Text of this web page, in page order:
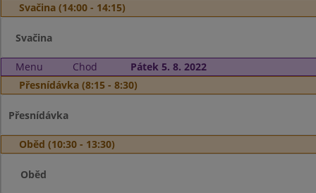
Svačina (14:00 - 14:15)
Svačina
Menu Chod
Pátek 5. 8. 2022
Přesnídávka (8:15 - 8:30)
Přesnídávka
Oběd (10:30 - 13:30)
Oběd